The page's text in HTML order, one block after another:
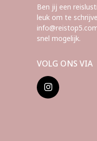
Ben jij een
leuk om te
snel mogelijk.
VOLG ONS VIA